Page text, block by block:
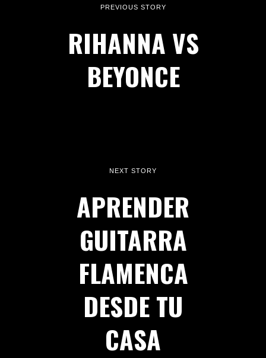
PREVIOUS STORY
RIHANNA VS
BEYONCE
NEXT STORY
APRENDER
GUITARRA
FLAMENCA
DESDE TU
CASA